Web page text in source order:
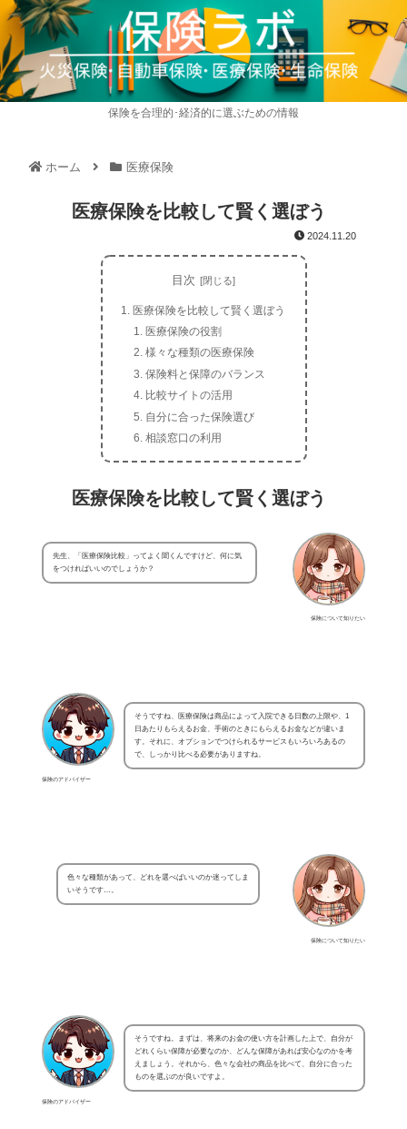
保険を合理的･経済的に選ぶための情報
ホーム 医療保険
医療保険を比較して賢く選ぼう
2024.11.20
目次
医療保険を比較して賢く選ぼう
医療保険の役割
様々な種類の医療保険
保険料と保障のバランス
比較サイトの活用
自分に合った保険選び
相談窓口の利用
医療保険を比較して賢く選ぼう
保険について知りたい
先生、「医療保険比較」ってよく聞くんですけど、何に気
をつければいいのでしょうか？
保険のアドバイザー
そうですね、医療保険は商品によって入院できる日数の上限や、1
日あたりもらえるお金、手術のときにもらえるお金などが違いま
す。それに、オプションでつけられるサービスもいろいろあるの
で、しっかり比べる必要がありますね。
保険について知りたい
色々な種類があって、どれを選べばいいのか迷ってしま
いそうです…。
保険のアドバイザー
そうですね。まずは、将来のお金の使い方を計画した上で、自分が
どれくらい保障が必要なのか、どんな保障があれば安心なのかを考
えましょう。それから、色々な会社の商品を比べて、自分に合った
ものを選ぶのが良いですよ。